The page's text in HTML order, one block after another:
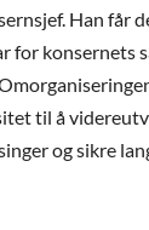
Han får
for konsernets
til å
og sikre